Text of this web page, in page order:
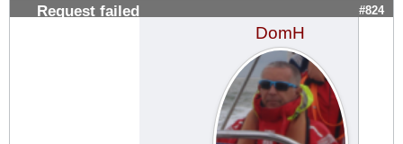
Request failed #824
DomH